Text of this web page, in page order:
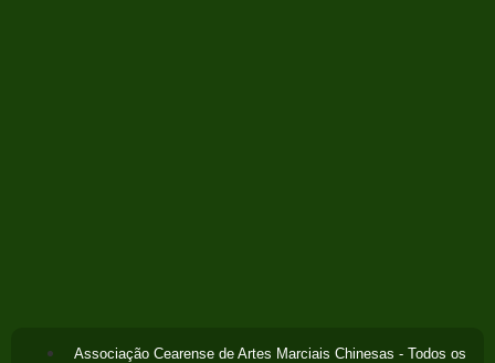
Associação Cearense de Artes Marciais Chinesas - Todos os